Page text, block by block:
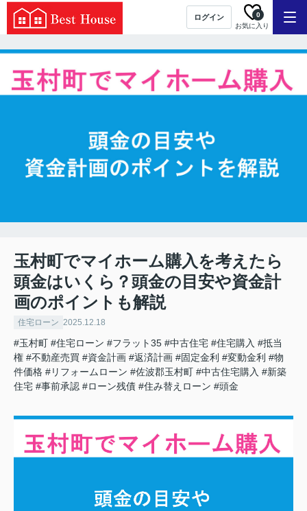
ログイン
お気に入り
0
玉村町でマイホーム購入を考えたら
頭金はいくら？頭金の目安や資金計
画のポイントも解説
住宅ローン 2025.12.18
#玉村町 #住宅ローン #フラット35 #中古住宅 #住宅購入 #抵当
権 #不動産売買 #資金計画 #返済計画 #固定金利 #変動金利 #物
件価格 #リフォームローン #佐波郡玉村町 #中古住宅購入 #新築
住宅 #事前承認 #ローン残債 #住み替えローン #頭金